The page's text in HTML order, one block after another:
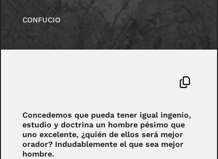
CONFUCIO
Concedemos que pueda tener igual ingenio,
estudio y doctrina un hombre pésimo que
uno excelente, ¿quién de ellos será mejor
orador? Indudablemente el que sea mejor
hombre.